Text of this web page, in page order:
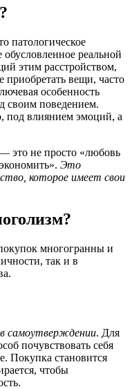
патологическое
реальной
этим расстройством,
вещи, часто
особенность
своим поведением.
под влиянием эмоций, а
это не просто «любовь
Это
которое имеет свои
многогранны и
так и в
самоутверждении. Для
почувствовать себя
Покупка становится
чтобы